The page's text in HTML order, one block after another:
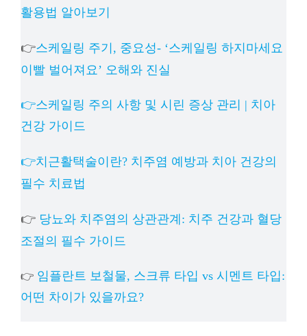
활용법 알아보기
👉스케일링 주기, 중요성- ‘스케일링 하지마세요
이빨 벌어져요’ 오해와 진실
👉스케일링 주의 사항 및 시린 증상 관리 | 치아
건강 가이드
👉치근활택술이란? 치주염 예방과 치아 건강의
필수 치료법
👉 당뇨와 치주염의 상관관계: 치주 건강과 혈당
조절의 필수 가이드
👉 임플란트 보철물, 스크류 타입 vs 시멘트 타입:
어떤 차이가 있을까요?